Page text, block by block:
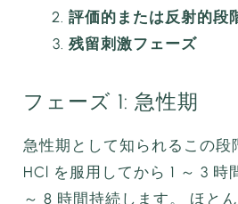
評価的または反射的段
残留刺激フェーズ
フェーズ 1: 急性期
急性期として知られるこの段
HCl を服用してから 1 ～ 3 時
～ 8 時間持続します。 ほと